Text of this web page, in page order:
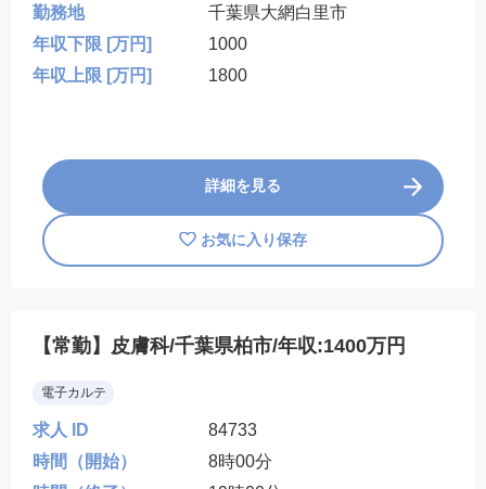
勤務地
千葉県大網白里市
年収下限 [万円]
1000
年収上限 [万円]
1800
詳細を見る
お気に入り保存
【常勤】皮膚科/千葉県柏市/年収:1400万円
電子カルテ
求人 ID
84733
時間（開始）
8時00分